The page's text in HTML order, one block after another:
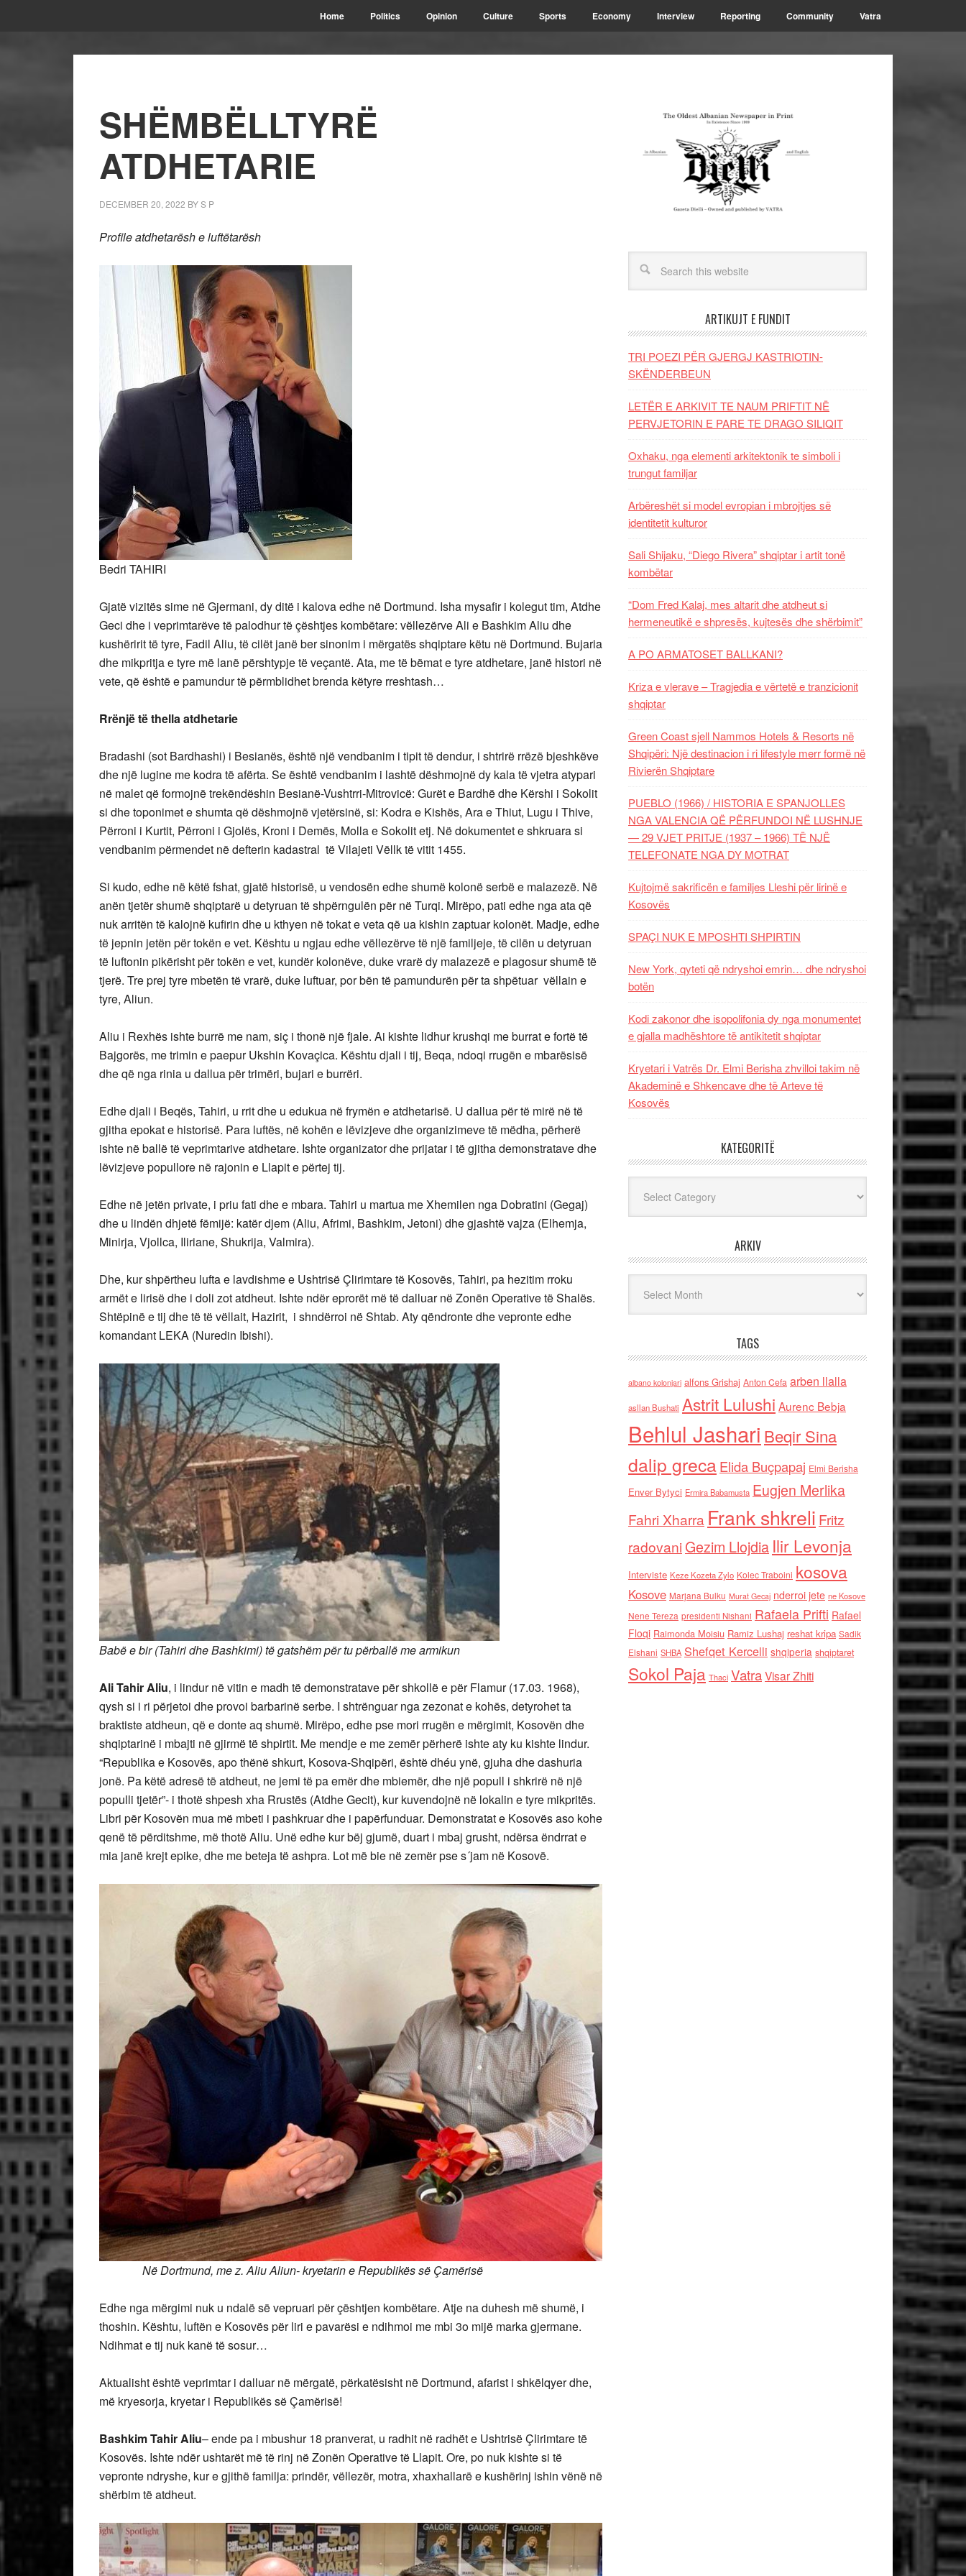
Home Politics Opinion Culture Sports Economy Interview Reporting Community Vatra
SHËMBËLLTYRË
ATDHETARIE
DECEMBER 20, 2022 BYS P
Profile atdhetarësh e luftëtarësh
Bedri TAHIRI
Gjatë vizitës sime në Gjermani, dy ditë i kalova edhe në Dortmund. Isha mysafir i kolegut tim, Atdhe
Geci dhe i veprimtarëve të palodhur të çështjes kombëtare: vëllezërve Ali e Bashkim Aliu dhe
kushëririt të tyre, Fadil Aliu, të cilët janë ber sinonim i mërgatës shqiptare këtu në Dortmund. Bujaria
dhe mikpritja e tyre më lanë përshtypje të veçantë. Ata, me të bëmat e tyre atdhetare, janë histori në
vete, që është e pamundur të përmblidhet brenda këtyre rreshtash…
Rrënjë të thella atdhetarie
Bradashi (sot Bardhashi) i Besianës, është një vendbanim i tipit të dendur, i shtrirë rrëzë bjeshkëve
dhe një lugine me kodra të afërta. Se është vendbanim i lashtë dëshmojnë dy kala të vjetra atypari
në malet që formojnë trekëndëshin Besianë-Vushtrri-Mitrovicë: Gurët e Bardhë dhe Kërshi i Sokolit
si dhe toponimet e shumta që dëshmojnë vjetërsinë, si: Kodra e Kishës, Ara e Thiut, Lugu i Thive,
Përroni i Kurtit, Përroni i Gjolës, Kroni i Demës, Molla e Sokolit etj. Në dokumentet e shkruara si
vendbanim përmendet në defterin kadastral të Vilajeti Vëllk të vitit 1455.
Si kudo, edhe në këtë fshat, gjatë historisë, u vendosën edhe shumë kolonë serbë e malazezë. Në
anën tjetër shumë shqiptarë u detyruan të shpërngulën për në Turqi. Mirëpo, pati edhe nga ata që
nuk arritën të kalojnë kufirin dhe u kthyen në tokat e veta që ua kishin zaptuar kolonët. Madje, edhe
të jepnin jetën për tokën e vet. Kështu u ngjau edhe vëllezërve të një familjeje, të cilën u detyruan
të luftonin pikërisht për tokën e vet, kundër kolonëve, duke vrarë dy malazezë e plagosur shumë të
tjerë. Tre prej tyre mbetën të vrarë, duke luftuar, por bën të pamundurën për ta shpëtuar vëllain e
tyre, Aliun.
Aliu i Rexhës ishte burrë me nam, siç i thonë një fjale. Ai kishte lidhur krushqi me burrat e fortë të
Bajgorës, me trimin e paepur Ukshin Kovaçica. Kështu djali i tij, Beqa, ndoqi rrugën e mbarësisë
dhe që nga rinia u dallua për trimëri, bujari e burrëri.
Edhe djali i Beqës, Tahiri, u rrit dhe u edukua në frymën e atdhetarisë. U dallua për të mirë në të
gjitha epokat e historisë. Para luftës, në kohën e lëvizjeve dhe organizimeve të mëdha, përherë
ishte në ballë të veprimtarive atdhetare. Ishte organizator dhe prijatar i të gjitha demonstratave dhe
lëvizjeve popullore në rajonin e Llapit e përtej tij.
Edhe në jetën private, i priu fati dhe e mbara. Tahiri u martua me Xhemilen nga Dobratini (Gegaj)
dhe u lindën dhjetë fëmijë: katër djem (Aliu, Afrimi, Bashkim, Jetoni) dhe gjashtë vajza (Elhemja,
Minirja, Vjollca, Iliriane, Shukrija, Valmira).
Dhe, kur shpërtheu lufta e lavdishme e Ushtrisë Çlirimtare të Kosovës, Tahiri, pa hezitim rroku
armët e lirisë dhe i doli zot atdheut. Ishte ndër eprorët më të dalluar në Zonën Operative të Shalës.
Shtëpinë e tij dhe të të vëllait, Hazirit, i shndërroi në Shtab. Aty qëndronte dhe vepronte edhe
komandant LEKA (Nuredin Ibishi).
Babë e bir (Tahiri dhe Bashkimi) të gatshëm për tu përballë me armikun
Ali Tahir Aliu, i lindur në vitin e madh të demonstratave për shkollë e për Flamur (17.03. 1968),
qysh si i ri përjetoi dhe provoi barbarinë serbe. I shtrënguar nga zezonat e kohës, detyrohet ta
braktiste atdheun, që e donte aq shumë. Mirëpo, edhe pse mori rrugën e mërgimit, Kosovën dhe
shqiptarinë i mbajti në gjirmë të shpirtit. Me mendje e me zemër përherë ishte aty ku kishte lindur.
“Republika e Kosovës, apo thënë shkurt, Kosova-Shqipëri, është dhéu ynë, gjuha dhe dashuria
jonë. Pa këtë adresë të atdheut, ne jemi të pa emër dhe mbiemër, dhe një popull i shkrirë në një
populli tjetër”- i thotë shpesh xha Rrustës (Atdhe Gecit), kur kuvendojnë në lokalin e tyre mikpritës.
Libri për Kosovën mua më mbeti i pashkruar dhe i papërfunduar. Demonstratat e Kosovës aso kohe
qenë të përditshme, më thotë Aliu. Unë edhe kur bëj gjumë, duart i mbaj grusht, ndërsa ëndrrat e
mia janë krejt epike, dhe me beteja të ashpra. Lot më bie në zemër pse s´jam në Kosovë.
Në Dortmund, me z. Aliu Aliun- kryetarin e Republikës së Çamërisë
Edhe nga mërgimi nuk u ndalë së vepruari për çështjen kombëtare. Atje na duhesh më shumë, i
thoshin. Kështu, luftën e Kosovës për liri e pavarësi e ndihmoi me mbi 3o mijë marka gjermane.
Ndihmat e tij nuk kanë të sosur…
Aktualisht është veprimtar i dalluar në mërgatë, përkatësisht në Dortmund, afarist i shkëlqyer dhe,
më kryesorja, kryetar i Republikës së Çamërisë!
Bashkim Tahir Aliu– ende pa i mbushur 18 pranverat, u radhit në radhët e Ushtrisë Çlirimtare të
Kosovës. Ishte ndër ushtarët më të rinj në Zonën Operative të Llapit. Ore, po nuk kishte si të
vepronte ndryshe, kur e gjithë familja: prindër, vëllezër, motra, xhaxhallarë e kushërinj ishin vënë në
shërbim të atdheut.
ARTIKUJT E FUNDIT
TRI POEZI PËR GJERGJ KASTRIOTIN-
SKËNDERBEUN
LETËR E ARKIVIT TE NAUM PRIFTIT NË
PERVJETORIN E PARE TE DRAGO SILIQIT
Oxhaku, nga elementi arkitektonik te simboli i
trungut familjar
Arbëreshët si model evropian i mbrojtjes së
identitetit kulturor
Sali Shijaku, “Diego Rivera” shqiptar i artit tonë
kombëtar
“Dom Fred Kalaj, mes altarit dhe atdheut si
hermeneutikë e shpresës, kujtesës dhe shërbimit”
A PO ARMATOSET BALLKANI?
Kriza e vlerave – Tragjedia e vërtetë e tranzicionit
shqiptar
Green Coast sjell Nammos Hotels & Resorts në
Shqipëri: Një destinacion i ri lifestyle merr formë në
Rivierën Shqiptare
PUEBLO (1966) / HISTORIA E SPANJOLLES
NGA VALENCIA QË PËRFUNDOI NË LUSHNJE
— 29 VJET PRITJE (1937 – 1966) TË NJË
TELEFONATE NGA DY MOTRAT
Kujtojmë sakrificën e familjes Lleshi për lirinë e
Kosovës
SPAÇI NUK E MPOSHTI SHPIRTIN
New York, qyteti që ndryshoi emrin… dhe ndryshoi
botën
Kodi zakonor dhe isopolifonia dy nga monumentet
e gjalla madhështore të antikitetit shqiptar
Kryetari i Vatrës Dr. Elmi Berisha zhvilloi takim në
Akademinë e Shkencave dhe të Arteve të
Kosovës
KATEGORITË
ARKIV
TAGS
albano kolonjari alfons Grishaj Anton Cefa arben llalla
asllan Bushati Astrit Lulushi Aurenc Bebja
Behlul Jashari Beqir Sina
dalip grecaElida Buçpapaj Elmi Berisha
Enver Bytyci Ermira Babamusta Eugjen Merlika
Fahri Xharra Frank shkreli Fritz
radovaniGezim Llojdia Ilir Levonja
Interviste Keze Kozeta Zylo Kolec Traboini kosova
Kosove Marjana Bulku Murat Gecaj nderroi jete ne Kosove
Nene Tereza presidenti Nishani Rafaela Prifti Rafael
Floqi Raimonda Moisiu Ramiz Lushaj reshat kripa Sadik
Elshani SHBA Shefqet Kercelli shqiperia shqiptaret
Sokol Paja Thaci VatraVisar Zhiti